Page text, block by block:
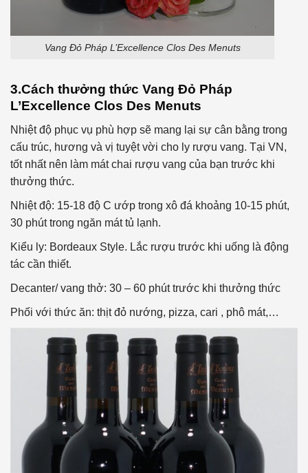
Vang Đỏ Pháp L’Excellence Clos Des Menuts
3.Cách thưởng thức Vang Đỏ Pháp
L’Excellence Clos Des Menuts
Nhiệt độ phục vụ phù hợp sẽ mang lại sự cân bằng trong
cấu trúc, hương và vị tuyệt vời cho ly rượu vang. Tại VN,
tốt nhất nên làm mát chai rượu vang của bạn trước khi
thưởng thức.
Nhiệt độ: 15-18 độ C ướp trong xô đá khoảng 10-15 phút,
30 phút trong ngăn mát tủ lạnh.
Kiểu ly: Bordeaux Style. Lắc rượu trước khi uống là động
tác cần thiết.
Decanter/ vang thở: 30 – 60 phút trước khi thưởng thức
Phối với thức ăn: thịt đỏ nướng, pizza, cari , phô mát,…